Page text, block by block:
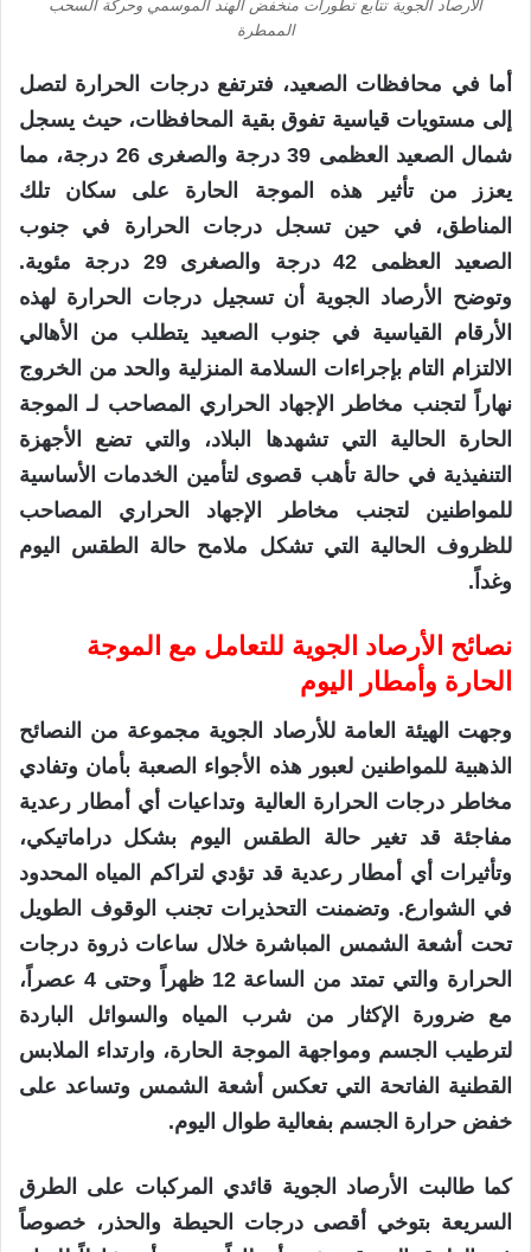
الأرصاد الجوية تتابع تطورات منخفض الهند الموسمي وحركة السحب
الممطرة
أما في محافظات الصعيد، فترتفع درجات الحرارة لتصل
إلى مستويات قياسية تفوق بقية المحافظات، حيث يسجل
شمال الصعيد العظمى 39 درجة والصغرى 26 درجة، مما
يعزز من تأثير هذه الموجة الحارة على سكان تلك
المناطق، في حين تسجل درجات الحرارة في جنوب
الصعيد العظمى 42 درجة والصغرى 29 درجة مئوية.
وتوضح الأرصاد الجوية أن تسجيل درجات الحرارة لهذه
الأرقام القياسية في جنوب الصعيد يتطلب من الأهالي
الالتزام التام بإجراءات السلامة المنزلية والحد من الخروج
نهاراً لتجنب مخاطر الإجهاد الحراري المصاحب لـ الموجة
الحارة الحالية التي تشهدها البلاد، والتي تضع الأجهزة
التنفيذية في حالة تأهب قصوى لتأمين الخدمات الأساسية
للمواطنين لتجنب مخاطر الإجهاد الحراري المصاحب
للظروف الحالية التي تشكل ملامح حالة الطقس اليوم
وغداً.
نصائح الأرصاد الجوية للتعامل مع الموجة
الحارة وأمطار اليوم
وجهت الهيئة العامة للأرصاد الجوية مجموعة من النصائح
الذهبية للمواطنين لعبور هذه الأجواء الصعبة بأمان وتفادي
مخاطر درجات الحرارة العالية وتداعيات أي أمطار رعدية
مفاجئة قد تغير حالة الطقس اليوم بشكل دراماتيكي،
وتأثيرات أي أمطار رعدية قد تؤدي لتراكم المياه المحدود
في الشوارع. وتضمنت التحذيرات تجنب الوقوف الطويل
تحت أشعة الشمس المباشرة خلال ساعات ذروة درجات
الحرارة والتي تمتد من الساعة 12 ظهراً وحتى 4 عصراً،
مع ضرورة الإكثار من شرب المياه والسوائل الباردة
لترطيب الجسم ومواجهة الموجة الحارة، وارتداء الملابس
القطنية الفاتحة التي تعكس أشعة الشمس وتساعد على
خفض حرارة الجسم بفعالية طوال اليوم.
كما طالبت الأرصاد الجوية قائدي المركبات على الطرق
السريعة بتوخي أقصى درجات الحيطة والحذر، خصوصاً